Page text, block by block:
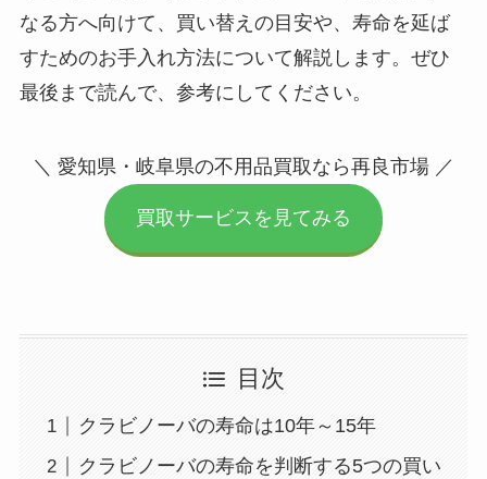
なる方へ向けて、買い替えの目安や、寿命を延ば
すためのお手入れ方法について解説します。ぜひ
最後まで読んで、参考にしてください。
＼ 愛知県・岐阜県の不用品買取なら再良市場 ／
買取サービスを見てみる
目次
クラビノーバの寿命は10年～15年
クラビノーバの寿命を判断する5つの買い